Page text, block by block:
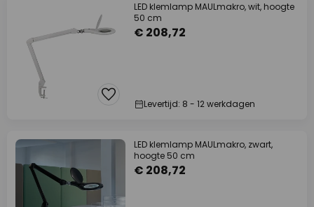
LED klemlamp MAULmakro, wit, hoogte
50 cm
€ 208,72
Levertijd: 8 - 12 werkdagen
LED klemlamp MAULmakro, zwart,
hoogte 50 cm
€ 208,72